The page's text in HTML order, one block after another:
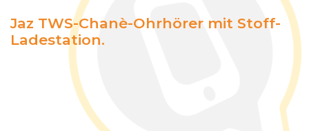
Jaz TWS-Chanè-Ohrhörer mit Stoff-
Ladestation.